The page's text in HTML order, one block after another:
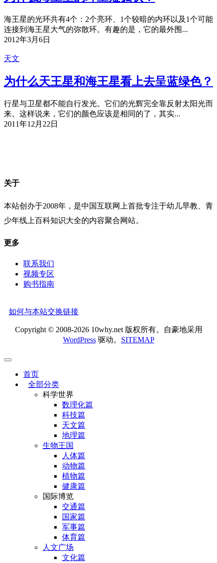
海王星的光环共有4个：2个亮环、1个较暗的内环以及1个可能
连接到海王星大气的弥散环。有趣的是，它的最外围...
2012年3月6日
天文
为什么天王星和海王星看上去呈蓝绿色？
行星与卫星都不能自行发光。它们的光辉完全靠反射太阳光而
来。这样说来，它们的颜色应该是相同的了，其实...
2011年12月22日
关于
本站创办于2008年，是中国互联网上首批专注于幼儿早教、青
少年线上百科知识大全的内容聚合网站。
更多
联系我们
视频专区
购书指南
如何与本站交换链接
Copyright © 2008-2026 10why.net 版权所有。自豪地采用
WordPress驱动。 SITEMAP
首页
全部分类
科学世界
数理化篇
科技篇
天文篇
地理篇
生物王国
人体篇
动物篇
植物篇
健康篇
国际博览
交通篇
国家篇
军事篇
体育篇
人文广场
文化篇